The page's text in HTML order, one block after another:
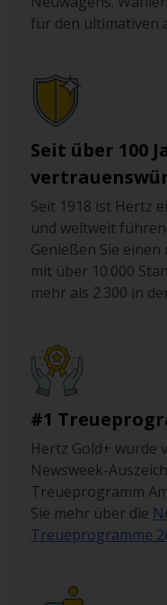
für den ultimativen
Seit über 100
Seit 1918 ist Hertz
und weltweit
Genießen Sie
mit über 10.000
mehr als 2.300 in
#1
Hertz Gold+ wurde
Newsweek-
Treueprogramm
Sie mehr über die
Treueprogramme